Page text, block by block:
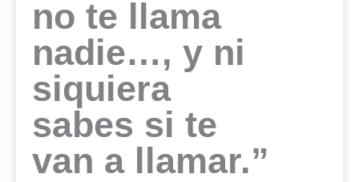
no te llama
nadie…, y ni
siquiera
sabes si te
van a llamar.”